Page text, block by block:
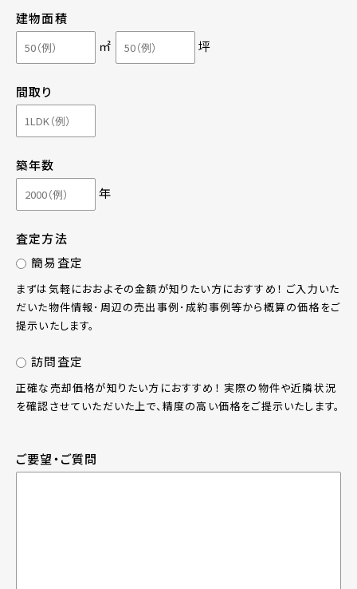
建物面積
㎡
坪
間取り
築年数
年
査定方法
簡易査定
まずは気軽におおよその金額が知りたい方におすすめ！ ご入力いた
だいた物件情報･周辺の売出事例･成約事例等から概算の価格をご
提示いたします。
訪問査定
正確な売却価格が知りたい方におすすめ！ 実際の物件や近隣状況
を確認させていただいた上で、精度の高い価格をご提示いたします。
ご要望・ご質問